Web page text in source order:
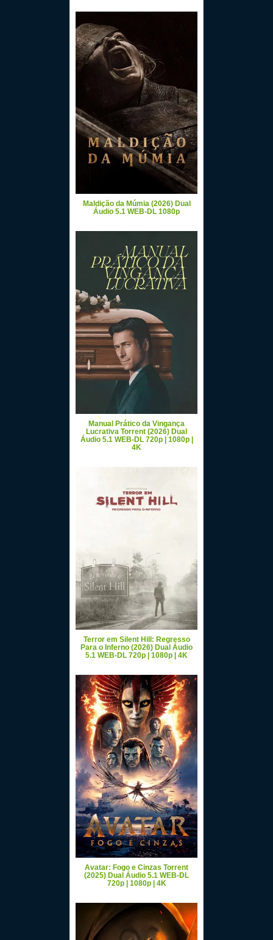
Maldição da Múmia (2026) Dual
Áudio 5.1 WEB-DL 1080p
Manual Prático da Vingança
Lucrativa Torrent (2026) Dual
Áudio 5.1 WEB-DL 720p | 1080p |
4K
Terror em Silent Hill: Regresso
Para o Inferno (2026) Dual Áudio
5.1 WEB-DL 720p | 1080p | 4K
Avatar: Fogo e Cinzas Torrent
(2025) Dual Áudio 5.1 WEB-DL
720p | 1080p | 4K